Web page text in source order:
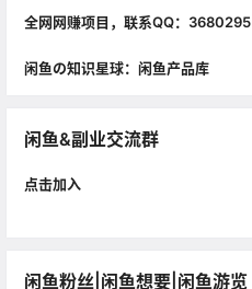
全网网赚项目，联系QQ：3680295
闲鱼の知识星球：闲鱼产品库
闲鱼&副业交流群
点击加入
闲鱼粉丝|闲鱼想要|闲鱼游览